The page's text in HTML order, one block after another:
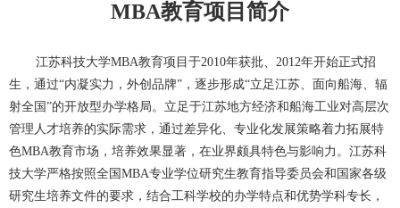
MBA教育项目简介
江苏科技大学MBA教育项目于2010年获批、2012年开始正式招
生，通过“内凝实力，外创品牌”，逐步形成“立足江苏、面向船海、辐
射全国”的开放型办学格局。立足于江苏地方经济和船海工业对高层次
管理人才培养的实际需求，通过差异化、专业化发展策略着力拓展特
色MBA教育市场，培养效果显著，在业界颇具特色与影响力。江苏科
技大学严格按照全国 MBA专业学位研究生教育指导委员会和国家各级
研究生培养文件的要求，结合工科学校的办学特点和优势学科专长，